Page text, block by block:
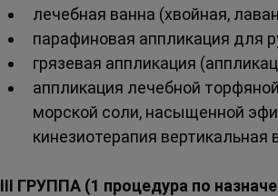
лечебная ванна (хвойная,
парафиновая аппликация для
грязевая аппликация
аппликация лечебной
морской соли, насыщенной
кинезиотерапия вертикальная
III ГРУППА (1 процедурa по